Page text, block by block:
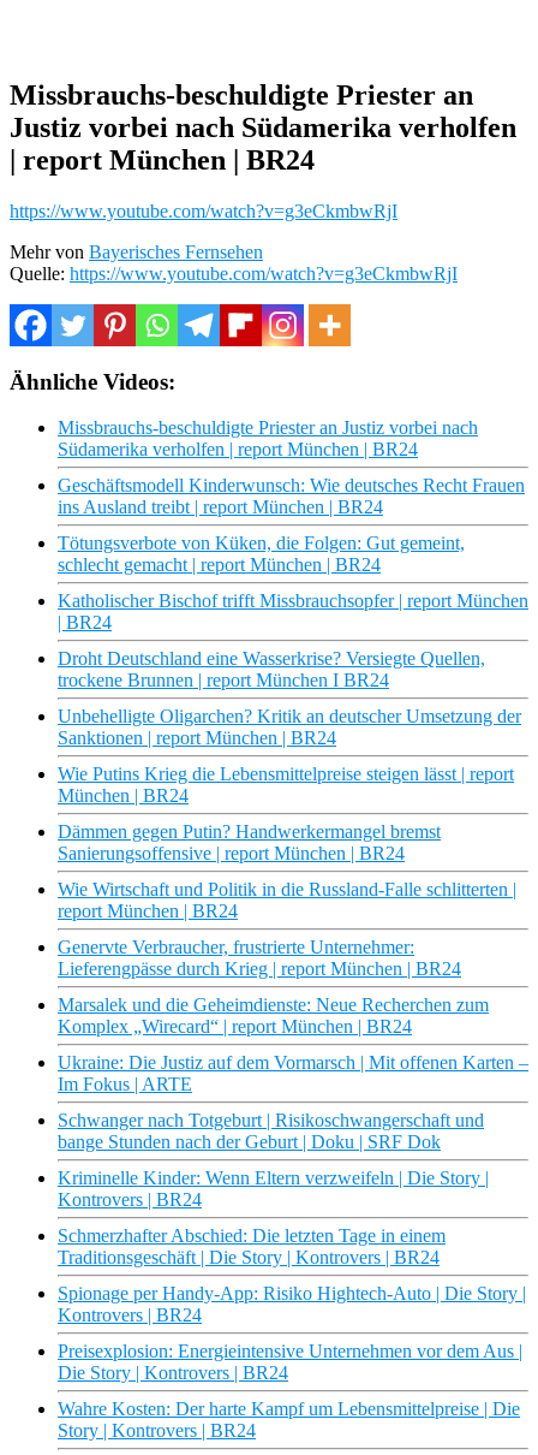
Missbrauchs-beschuldigte Priester an
Justiz vorbei nach Südamerika verholfen
| report München | BR24
https://www.youtube.com/watch?v=g3eCkmbwRjI
Mehr von Bayerisches Fernsehen
Quelle: https://www.youtube.com/watch?v=g3eCkmbwRjI
Ähnliche Videos:
Missbrauchs-beschuldigte Priester an Justiz vorbei nach
Südamerika verholfen | report München | BR24
Geschäftsmodell Kinderwunsch: Wie deutsches Recht Frauen
ins Ausland treibt | report München | BR24
Tötungsverbote von Küken, die Folgen: Gut gemeint,
schlecht gemacht | report München | BR24
Katholischer Bischof trifft Missbrauchsopfer | report München
| BR24
Droht Deutschland eine Wasserkrise? Versiegte Quellen,
trockene Brunnen | report München I BR24
Unbehelligte Oligarchen? Kritik an deutscher Umsetzung der
Sanktionen | report München | BR24
Wie Putins Krieg die Lebensmittelpreise steigen lässt | report
München | BR24
Dämmen gegen Putin? Handwerkermangel bremst
Sanierungsoffensive | report München | BR24
Wie Wirtschaft und Politik in die Russland-Falle schlitterten |
report München | BR24
Genervte Verbraucher, frustrierte Unternehmer:
Lieferengpässe durch Krieg | report München | BR24
Marsalek und die Geheimdienste: Neue Recherchen zum
Komplex „Wirecard“ | report München | BR24
Ukraine: Die Justiz auf dem Vormarsch | Mit offenen Karten –
Im Fokus | ARTE
Schwanger nach Totgeburt | Risikoschwangerschaft und
bange Stunden nach der Geburt | Doku | SRF Dok
Kriminelle Kinder: Wenn Eltern verzweifeln | Die Story |
Kontrovers | BR24
Schmerzhafter Abschied: Die letzten Tage in einem
Traditionsgeschäft | Die Story | Kontrovers | BR24
Spionage per Handy-App: Risiko Hightech-Auto | Die Story |
Kontrovers | BR24
Preisexplosion: Energieintensive Unternehmen vor dem Aus |
Die Story | Kontrovers | BR24
Wahre Kosten: Der harte Kampf um Lebensmittelpreise | Die
Story | Kontrovers | BR24